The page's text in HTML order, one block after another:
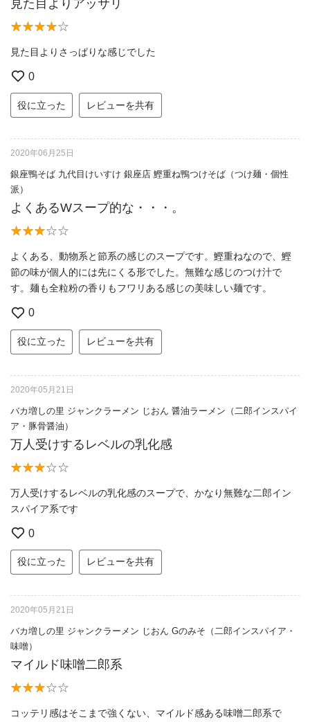
見た目よりアッサリ
見た目よりさっぱりな感じでした
0
役に立った レビューを共有
2020年06月25日
銀座鴨そば 九代目けいすけ 銀座店 鰹重ね鴨つけそば（つけ麺・個性
派）
よくあるWスープ的な・・・。
よくある、動物系と節系の感じのスープです。鰹重ねなので、鰹
節の味が個人的には先にくる形でした。無難な感じのつけ汁で
す。麺も全粒粉の香りもフワリある感じの美味しい麺です。
0
役に立った レビューを共有
2020年05月21日
バカ増しの里 ジャンクラーメン じおん 醤油ラーメン（二郎インスパイ
ア・豚骨醤油）
万人受けするレベルの乳化感
万人受けするレベルの乳化感のスープで、かなり無難な二郎イン
スパイア系です
0
役に立った レビューを共有
2020年05月21日
バカ増しの里 ジャンクラーメン じおん Gのみそ（二郎インスパイア・
味噌）
マイルド味噌二郎系
コッテリ感はそこまで強くない、マイルド感ある味噌二郎系で